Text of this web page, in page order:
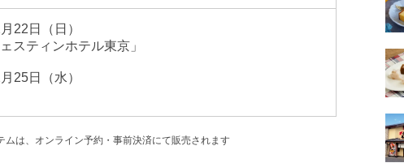
22日（日）
スティンホテル東京」
25日（水）
は、オンライン予約・事前決済にて販売されます